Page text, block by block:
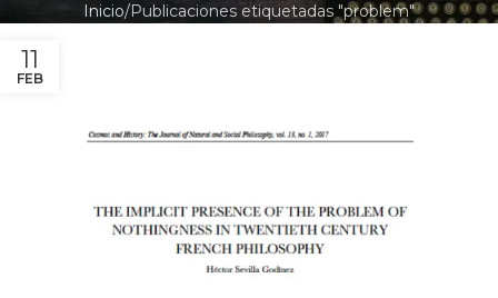
Inicio Publicaciones etiquetadas "problem"
11
FEB